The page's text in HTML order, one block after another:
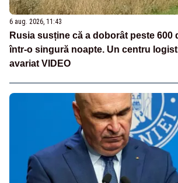
6 aug. 2026, 11:43
Rusia susține că a doborât peste 600
într-o singură noapte. Un centru
avariat VIDEO